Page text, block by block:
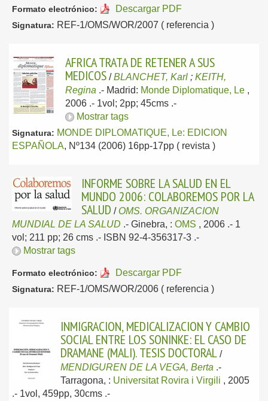
Formato electrónico: Descargar PDF
Signatura: REF-1/OMS/WOR/2007 ( referencia )
AFRICA TRATA DE RETENER A SUS
MEDICOS /BLANCHET, Karl ; KEITH,
Regina .- Madrid: Monde Diplomatique, Le ,
2006 .- 1vol; 2pp; 45cms .-
Mostrar tags
Signatura: MONDE DIPLOMATIQUE, Le: EDICION
ESPAÑOLA, Nº134 (2006) 16pp-17pp ( revista )
INFORME SOBRE LA SALUD EN EL
MUNDO 2006: COLABOREMOS POR LA
SALUD / OMS. ORGANIZACION
MUNDIAL DE LA SALUD .- Ginebra, : OMS , 2006 .- 1
vol; 211 pp; 26 cms .- ISBN 92-4-356317-3 .-
Mostrar tags
Formato electrónico: Descargar PDF
Signatura: REF-1/OMS/WOR/2006 ( referencia )
INMIGRACION, MEDICALIZACION Y CAMBIO
SOCIAL ENTRE LOS SONINKE: EL CASO DE
DRAMANE (MALI). TESIS DOCTORAL /
MENDIGUREN DE LA VEGA, Berta .-
Tarragona, : Universitat Rovira i Virgili , 2005
.- 1vol, 459pp, 30cms .-